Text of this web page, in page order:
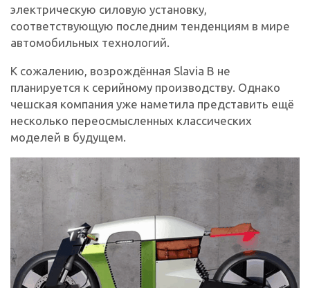
электрическую силовую установку,
соответствующую последним тенденциям в мире
автомобильных технологий.
К сожалению, возрождённая Slavia B не
планируется к серийному производству. Однако
чешская компания уже наметила представить ещё
несколько переосмысленных классических
моделей в будущем.